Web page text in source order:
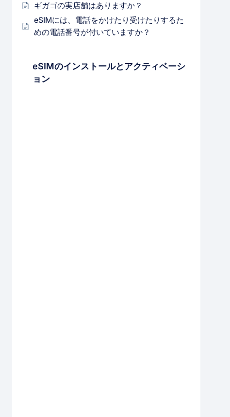
ギガゴの実店舗はありますか？
eSIMには、電話をかけたり受けたりするた
めの電話番号が付いていますか？
eSIMのインストールとアクティベーシ
ョン